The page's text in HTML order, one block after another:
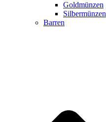
Goldmünzen
Silbermünzen
Barren